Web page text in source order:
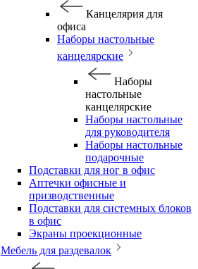
Канцелярия для
офиса
Наборы настольные
канцелярские
Наборы
настольные
канцелярские
Наборы настольные
для руководителя
Наборы настольные
подарочные
Подставки для ног в офис
Аптечки офисные и
призводственные
Подставки для системных блоков
в офис
Экраны проекционные
Мебель для раздевалок